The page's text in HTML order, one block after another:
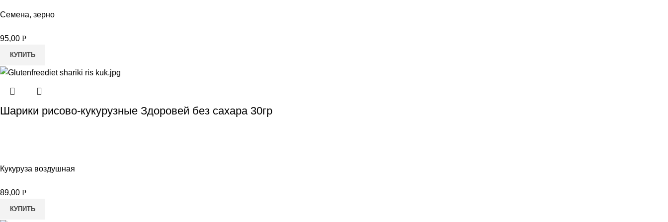
Семена, зерно
95,00 Р
КУПИТЬ
Шарики рисово-кукурузные Здоровей без сахара 30гр
Кукуруза воздушная
89,00 Р
КУПИТЬ